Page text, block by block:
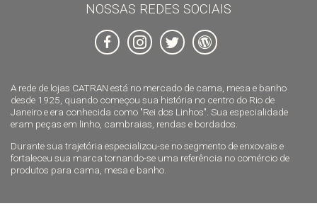
A rede de lojas CATRAN está no mercado de cama, mesa e banho
desde 1925, quando começou sua história no centro do Rio de
Janeiro e era conhecida como "Rei dos Linhos". Sua especialidade
eram peças em linho, cambraias, rendas e bordados.
Durante sua trajetória especializou-se no segmento de enxovais e
fortaleceu sua marca tornando-se uma referência no comércio de
produtos para cama, mesa e banho.
NOSSAS REDES SOCIAIS